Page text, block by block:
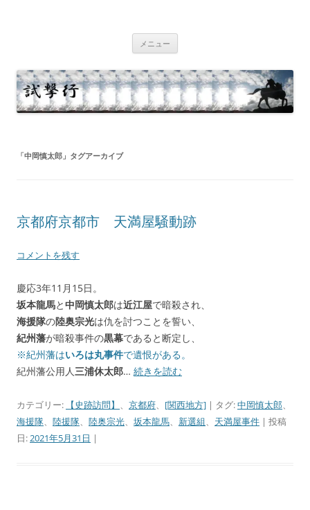
キ
ッ
プ
メニュー
「中岡慎太郎 」タグアーカイブ
京都府京都市 天満屋騒動跡
コメントを残す
慶応3年11月15日。
坂本龍馬と中岡慎太郎は近江屋で暗殺され、
海援隊の陸奥宗光は仇を討つことを誓い、
紀州藩が暗殺事件の黒幕であると断定し、
※紀州藩はいろは丸事件で遺恨がある。
紀州藩公用人 三浦休太郎… 続きを読む
カテゴリー: 【史跡訪問】 京都府 [関西地方] | タグ:中岡慎太郎
海援隊
陸援隊 陸奥宗光 坂本龍馬 新選組 天満屋事件 | 投稿
日: 2021年5月31日 |